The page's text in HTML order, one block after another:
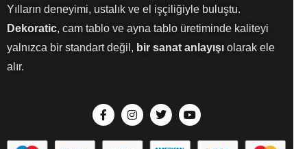
Yılların deneyimi, ustalık ve el işçiliğiyle buluştu.
Dekoratic, cam tablo ve ayna tablo üretiminde kaliteyi
yalnızca bir standart değil, bir sanat anlayışı olarak ele
alır.